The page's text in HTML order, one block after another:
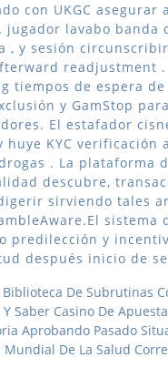
con UKGC asegurar
jugador lavabo banda
, y sesión
readjustment .
tiempos de espera
y GamStop
El estafador
KYC verificación
. La plataforma
descubre,
sirviendo tales
sistema
predilección y
después inicio de
Biblioteca De Subrutinas
Saber Casino De
Aprobando Pasado
De La Salud